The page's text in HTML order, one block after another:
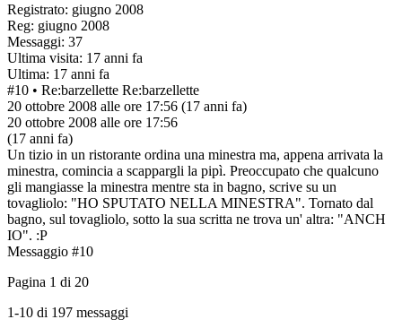
Registrato: giugno 2008
Reg: giugno 2008
Messaggi: 37
Ultima visita: 17 anni fa
Ultima: 17 anni fa
#10 • Re:barzellette Re:barzellette
20 ottobre 2008 alle ore 17:56 (17 anni fa)
20 ottobre 2008 alle ore 17:56
(17 anni fa)
Un tizio in un ristorante ordina una minestra ma, appena arrivata la
minestra, comincia a scappargli la pipì. Preoccupato che qualcuno
gli mangiasse la minestra mentre sta in bagno, scrive su un
tovagliolo: "HO SPUTATO NELLA MINESTRA". Tornato dal
bagno, sul tovagliolo, sotto la sua scritta ne trova un' altra: "ANCH
IO". :P
Messaggio #10
Pagina 1 di 20
1-10 di 197 messaggi